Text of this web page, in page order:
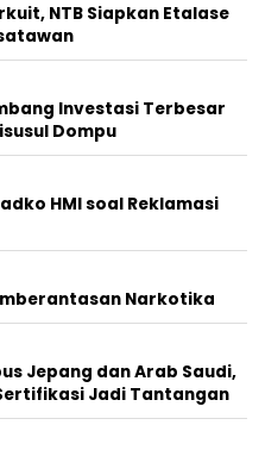
NTB Siapkan Etalase
Investasi Terbesar
Dompu
HMI soal Reklamasi
Narkotika
Jepang dan Arab Saudi,
Jadi Tantangan